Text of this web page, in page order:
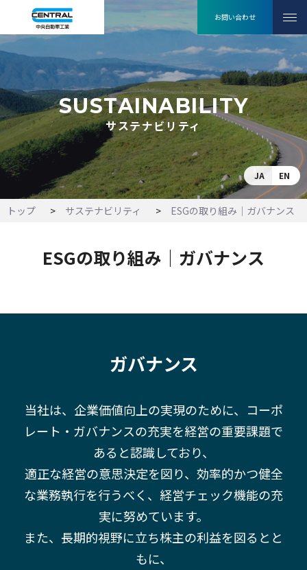
SUSTAINABILITY
サステナビリティ
JA EN
トップ サステナビリティ ESGの取り組み｜ガバナンス
ESGの取り組み｜ガバナンス
ガバナンス
当社は、企業価値向上の実現のために、コーポ
レート・ガバナンスの充実を経営の重要課題で
あると認識しており、
適正な経営の意思決定を図り、効率的かつ健全
な業務執行を行うべく、経営チェック機能の充
実に努めています。
また、長期的視野に立ち株主の利益を図るとと
もに、
お問い合わせ